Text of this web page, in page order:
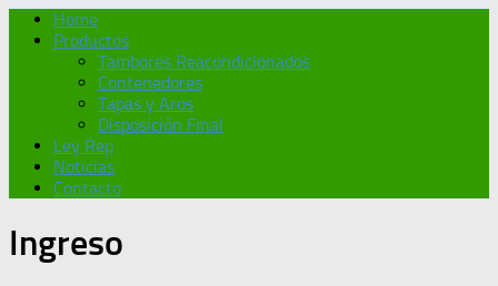
Home
Productos
Tambores Reacondicionados
Contenedores
Tapas y Aros
Disposición Final
Ley Rep
Noticias
Contacto
Ingreso